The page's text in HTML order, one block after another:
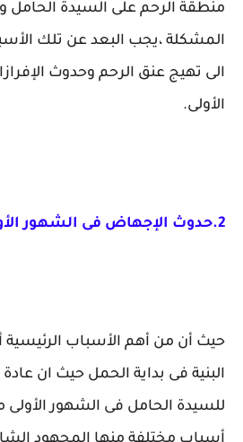
منطقة الرحم على السيدة الحامل
المشكلة ،يجب البعد عن تلك
الى تهيج عنق الرحم وحدوث
الأولى.
2.حدوث الإجهاض فى الشهور الأولى من الحمل:
حيث أن من أهم الأسباب الرئيسية
البنية فى بداية الحمل حيث ان
للسيدة الحامل فى الشهور الأولى